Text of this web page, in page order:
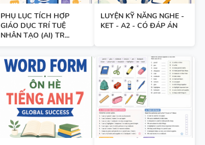
TỪ VỰNG - NGỮ PHÁP - TIẾNG ANH
7 - GLOBAL SUCCESS - HỌC KỲ 1
GIÁO ÁN THAM KHẢO - TIẾNG ANH
10 - GLOBAL SUCCESS - CÓ TÍCH
HỢP NĂNG LỰC SỐ - CẢ NĂM
PHỤ LỤC TÍCH HỢP
GIÁO DỤC TRÍ TUỆ
NHÂN TẠO (AI) TR...
LUYỆN KỸ NĂNG NGHE -
KET - A2 - CÓ ĐÁP ÁN